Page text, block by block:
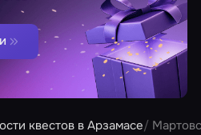
квестов в Арзамасе